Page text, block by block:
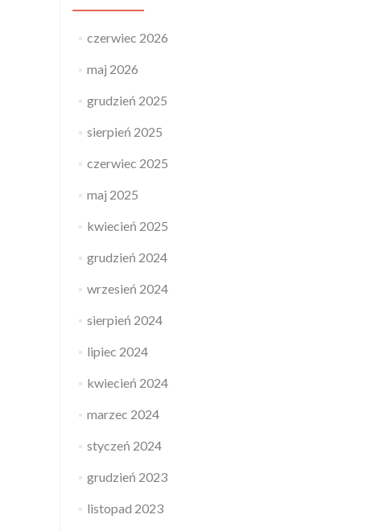
czerwiec 2026
maj 2026
grudzień 2025
sierpień 2025
czerwiec 2025
maj 2025
kwiecień 2025
grudzień 2024
wrzesień 2024
sierpień 2024
lipiec 2024
kwiecień 2024
marzec 2024
styczeń 2024
grudzień 2023
listopad 2023